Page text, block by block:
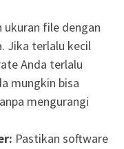
ukuran file dengan
Jika terlalu kecil
Anda terlalu
mungkin bisa
mengurangi
Pastikan software